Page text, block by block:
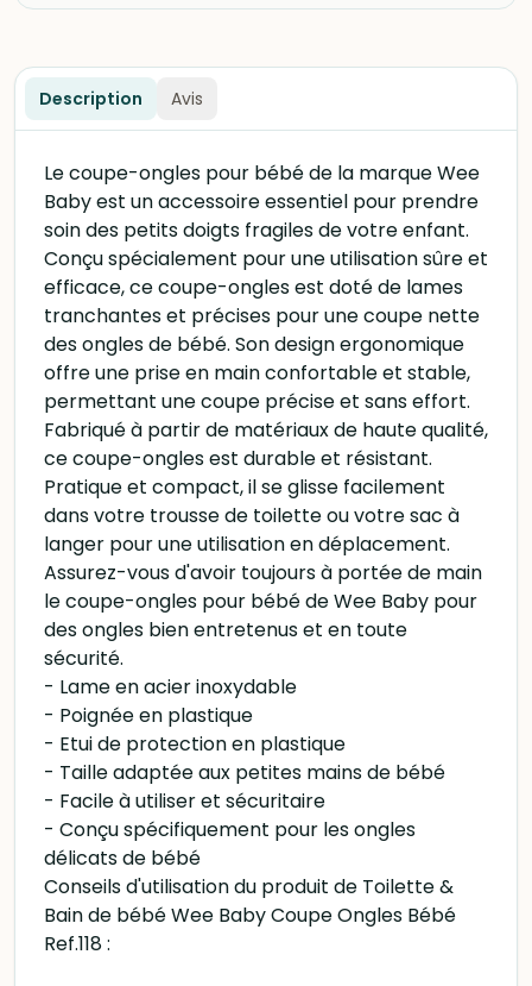
Description Avis
Le coupe-ongles pour bébé de la marque Wee
Baby est un accessoire essentiel pour prendre
soin des petits doigts fragiles de votre enfant.
Conçu spécialement pour une utilisation sûre et
efficace, ce coupe-ongles est doté de lames
tranchantes et précises pour une coupe nette
des ongles de bébé. Son design ergonomique
offre une prise en main confortable et stable,
permettant une coupe précise et sans effort.
Fabriqué à partir de matériaux de haute qualité,
ce coupe-ongles est durable et résistant.
Pratique et compact, il se glisse facilement
dans votre trousse de toilette ou votre sac à
langer pour une utilisation en déplacement.
Assurez-vous d'avoir toujours à portée de main
le coupe-ongles pour bébé de Wee Baby pour
des ongles bien entretenus et en toute
sécurité.
- Lame en acier inoxydable
- Poignée en plastique
- Etui de protection en plastique
- Taille adaptée aux petites mains de bébé
- Facile à utiliser et sécuritaire
- Conçu spécifiquement pour les ongles
délicats de bébé
Conseils d'utilisation du produit de Toilette &
Bain de bébé Wee Baby Coupe Ongles Bébé
Ref.118 :